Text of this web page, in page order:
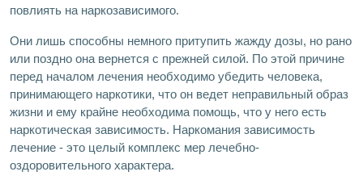
повлиять на наркозависимого.
Они лишь способны немного притупить жажду дозы, но рано
или поздно она вернется с прежней силой. По этой причине
перед началом лечения необходимо убедить человека,
принимающего наркотики, что он ведет неправильный образ
жизни и ему крайне необходима помощь, что у него есть
наркотическая зависимость. Наркомания зависимость
лечение - это целый комплекс мер лечебно-
оздоровительного характера.